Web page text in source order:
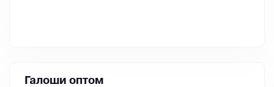
Галоши оптом